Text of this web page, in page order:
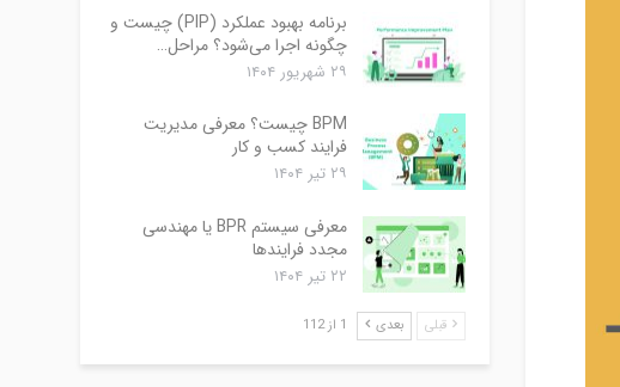
برنامه بهبود عملکرد (PIP) چیست و
چگونه اجرا می‌شود؟ مراحل…
۲۹ شهریور ۱۴۰۴
BPM چیست؟ معرفی مدیریت
فرایند کسب و کار
۲۹ تیر ۱۴۰۴
معرفی سیستم BPR یا مهندسی
مجدد فرایندها
۲۲ تیر ۱۴۰۴
قبلی بعدی 1 از 112